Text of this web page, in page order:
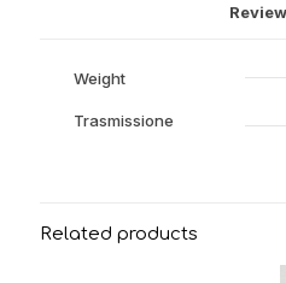
Weight
Trasmissione
Related products